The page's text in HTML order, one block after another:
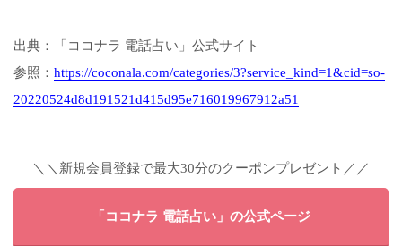
出典：「ココナラ 電話占い」公式サイト
参照： https://coconala.com/categories/3?service_kind=1&cid=so-
20220524d8d191521d415d95e716019967912a51
＼＼新規会員登録で最大30分のクーポンプレゼント／／
「ココナラ 電話占い」の公式ページ